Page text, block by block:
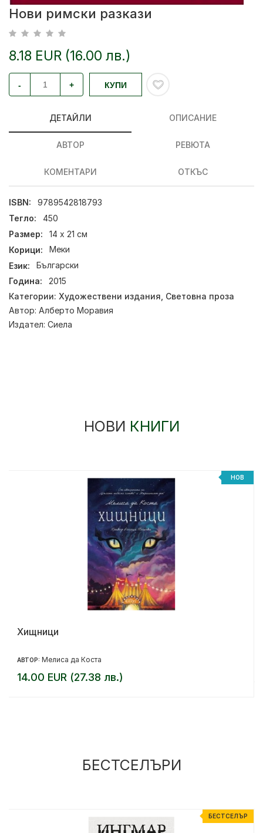
Нови римски разкази
8.18 EUR (16.00 лв.)
- + КУПИ
ДЕТАЙЛИ ОПИСАНИЕ
АВТОР РЕВЮТА
КОМЕНТАРИ ОТКЪС
ISBN:
9789542818793
Тегло:
450
Размер:
14 x 21 см
Корици:
Меки
Език:
Български
Година:
2015
Категории: Художествени издания Световна проза
Автор: Алберто Моравия
Издател: Сиела
НОВИ КНИГИ
НОВ
Хищници
АВТОР: Мелиса да Коста
14.00 EUR (27.38 лв.)
БЕСТСЕЛЪРИ
БЕСТСЕЛЪР